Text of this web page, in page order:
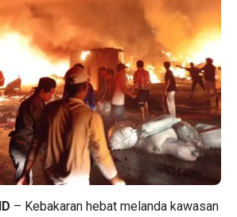
– Kebakaran hebat melanda kawasan